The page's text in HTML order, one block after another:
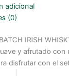
adicional
(0)
IRISH
y afrutado con
disfrutar con el